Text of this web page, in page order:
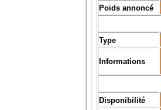
Poids annoncé
Type
Informations
Disponibilité